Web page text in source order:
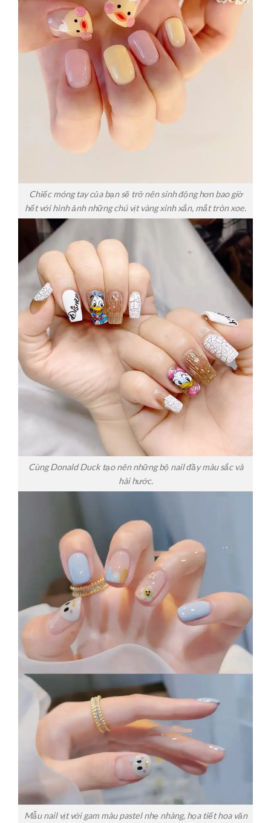
Chiếc móng tay của bạn sẽ trở nên sinh động hơn bao giờ
hết với hình ảnh những chú vịt vàng xinh xắn, mắt tròn xoe.
Cùng Donald Duck tạo nên những bộ nail đầy màu sắc và
hài hước.
Mẫu nail vịt với gam màu pastel nhẹ nhàng, họa tiết hoa văn